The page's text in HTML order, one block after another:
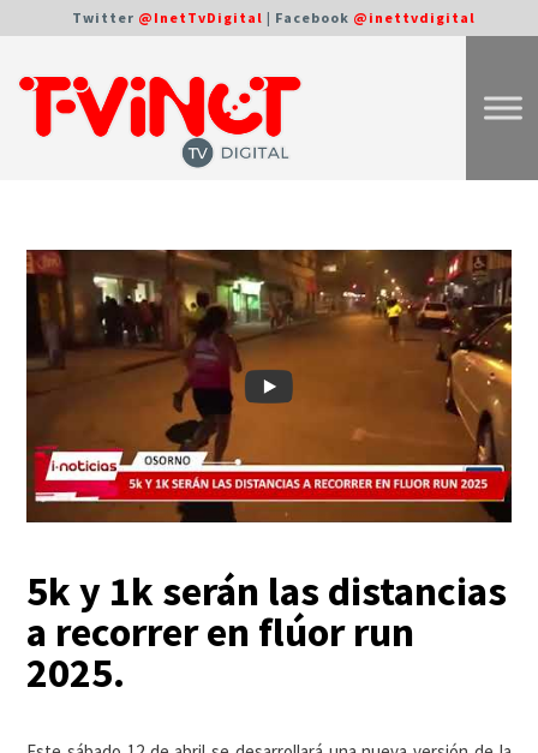
Twitter @InetTvDigital | Facebook @inettvdigital
5k y 1k serán las distancias
a recorrer en flúor run
2025.